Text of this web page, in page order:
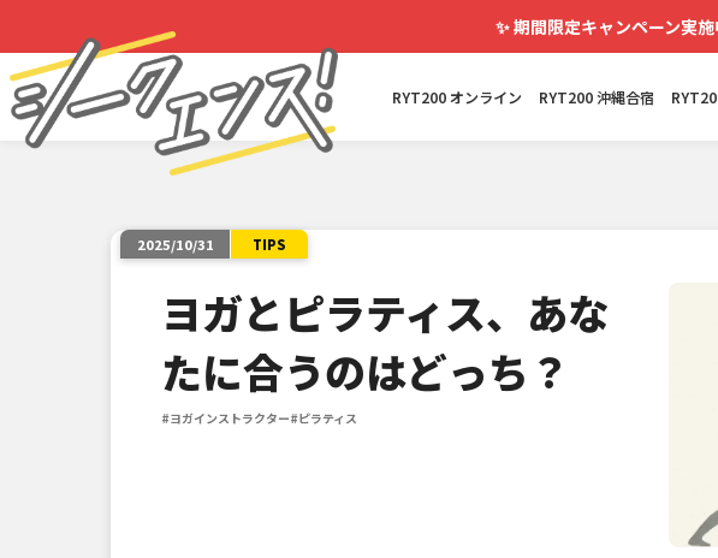
✨期間限定キャンペーン実施
RYT200 オンライン RYT200 沖縄合宿
2025/10/31 TIPS
ヨガとピラティス、あな
たに合うのはどっち？
#ヨガインストラクター#ピラティス